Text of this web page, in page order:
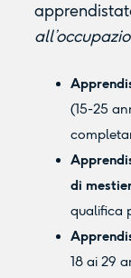
(15-25
di
qualifica
18 ai 29